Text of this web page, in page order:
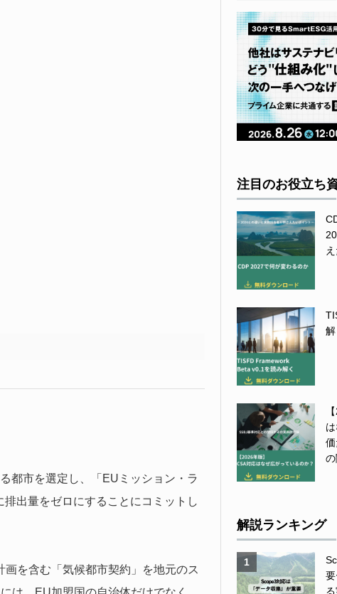
都市を選定し、「EUミッション・ラ
出量をゼロにすることにコミットし
を含む「気候都市契約」を地元のス
注目のお役立ち
解
解説ランキング
1